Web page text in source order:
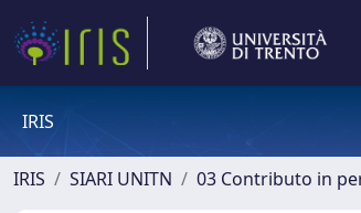
IRIS
IRIS SIARI UNITN 03 Contributo in